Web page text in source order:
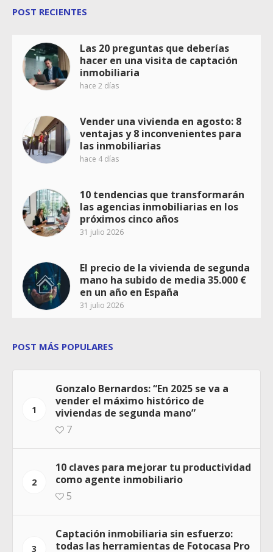
POST RECIENTES
Las 20 preguntas que deberías
hacer en una visita de captación
inmobiliaria
hace 2 días
Vender una vivienda en agosto: 8
ventajas y 8 inconvenientes para
las inmobiliarias
hace 4 días
10 tendencias que transformarán
las agencias inmobiliarias en los
próximos cinco años
31 julio 2026
El precio de la vivienda de segunda
mano ha subido de media 35.000 €
en un año en España
31 julio 2026
POST MÁS POPULARES
1
Gonzalo Bernardos: “En 2025 se va a
vender el máximo histórico de
viviendas de segunda mano”
7
2
10 claves para mejorar tu productividad
como agente inmobiliario
5
3
Captación inmobiliaria sin esfuerzo:
todas las herramientas de Fotocasa Pro